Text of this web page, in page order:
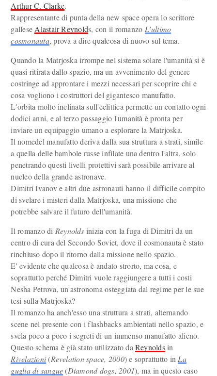
Arthur C. Clarke.
Rappresentante di punta della new space opera lo scrittore
gallese Alastair Reynolds, con il romanzo L’ultimo
cosmonauta, prova a dire qualcosa di nuovo sul tema.
Quando la Matrjoska irrompe nel sistema solare l'umanità si è
quasi ritirata dallo spazio, ma un avvenimento del genere
costringe ad approntare i mezzi necessari per scoprire chi e
cosa vogliono i costruttori del gigantesco manufatto.
L'orbita molto inclinata sull'eclittica permette un contatto ogni
dodici anni, e al terzo passaggio l'umanità è pronta per
inviare un equipaggio umano a esplorare la Matrjoska.
Il nomedel manufatto deriva dalla sua struttura a strati, simile
a quella delle bambole russe infilate una dentro l'altra, solo
penetrando questi livelli protettivi sarà possibile arrivare al
nucleo della grande astronave.
Dimitri Ivanov e altri due astronauti hanno il difficile compito
di svelare i misteri dalla Matrjoska, una missione che
potrebbe salvare il futuro dell'umanità.
Il romanzo di Reynolds inizia con la fuga di Dimitri da un
centro di cura del Secondo Soviet, dove il cosmonauta è stato
rinchiuso dopo il ritorno dalla missione nello spazio.
E' evidente che qualcosa è andato strorto, ma cosa, e
soprattutto perché Dimitri vuole raggiungere a tutti i costi
Nesha Petrova, un'astronoma osteggiata dal regime per le sue
tesi sulla Matrjoska?
Il romanzo ha anch'esso una struttura a strati, alternando
scene nel presente con i flashbacks ambientati nello spazio, e
svela poco a poco i segreti di un immenso manufatto alieno.
Questo schema è già stato utilizzato daReynoldsin
Rivelazioni(Revelation space, 2000) e soprattutto in La
guglia di sangue(Diamond dogs, 2001), ma in questo caso